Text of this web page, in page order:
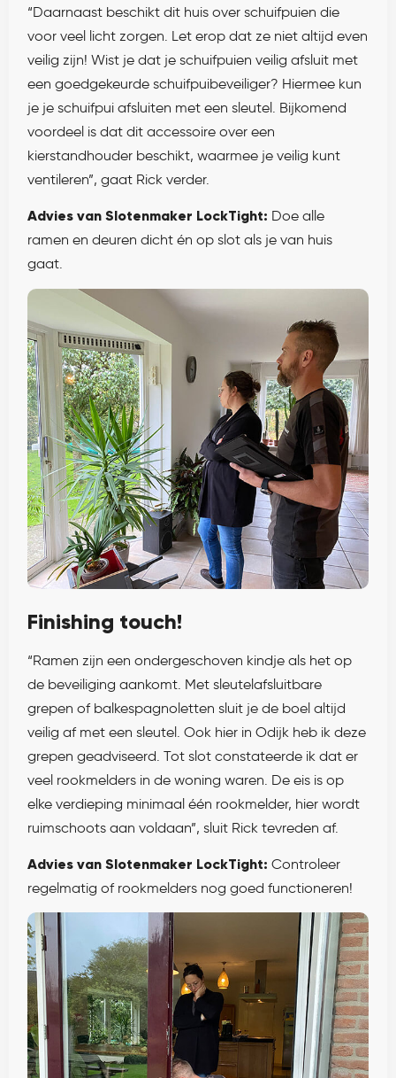
“Daarnaast beschikt dit huis over schuifpuien die
voor veel licht zorgen. Let erop dat ze niet altijd even
veilig zijn! Wist je dat je schuifpuien veilig afsluit met
een goedgekeurde schuifpuibeveiliger? Hiermee kun
je je schuifpui afsluiten met een sleutel. Bijkomend
voordeel is dat dit accessoire over een
kierstandhouder beschikt, waarmee je veilig kunt
ventileren”, gaat Rick verder.
Advies van Slotenmaker LockTight: Doe alle
ramen en deuren dicht én op slot als je van huis
gaat.
Finishing touch!
“Ramen zijn een ondergeschoven kindje als het op
de beveiliging aankomt. Met sleutelafsluitbare
grepen of balkespagnoletten sluit je de boel altijd
veilig af met een sleutel. Ook hier in Odijk heb ik deze
grepen geadviseerd. Tot slot constateerde ik dat er
veel rookmelders in de woning waren. De eis is op
elke verdieping minimaal één rookmelder, hier wordt
ruimschoots aan voldaan”, sluit Rick tevreden af.
Advies van Slotenmaker LockTight: Controleer
regelmatig of rookmelders nog goed functioneren!